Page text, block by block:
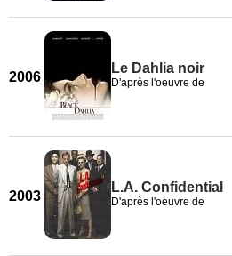
2006
Le Dahlia noir
D'après l'oeuvre de
2003
L.A. Confidential
D'après l'oeuvre de